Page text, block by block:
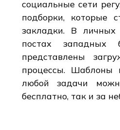
социальные сети
подборки, которые
закладки. В
постах западных
представлены
процессы. Шаблоны
любой задачи
бесплатно, так и за